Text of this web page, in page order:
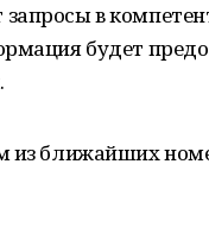
в
будет
из ближайших